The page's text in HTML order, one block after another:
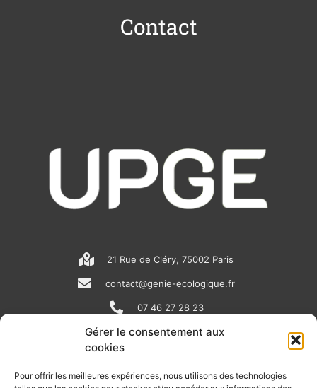
Gérer le consentement aux
cookies
Pour offrir les meilleures expériences, nous utilisons des technologies
Contact
21 Rue de Cléry, 75002 Paris
contact@genie-ecologique.fr
07 46 27 28 23
N
e
i
o